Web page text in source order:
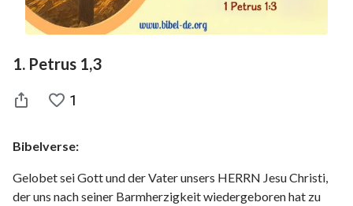
1. Petrus 1,3
1
Bibelverse:
Gelobet sei Gott und der Vater unsers HERRN Jesu Christi,
der uns nach seiner Barmherzigkeit wiedergeboren hat zu